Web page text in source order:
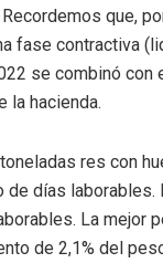
que,
fase contractiva
se combinó con
la hacienda.
res con
días laborables.
La mejor
de 2,1% del